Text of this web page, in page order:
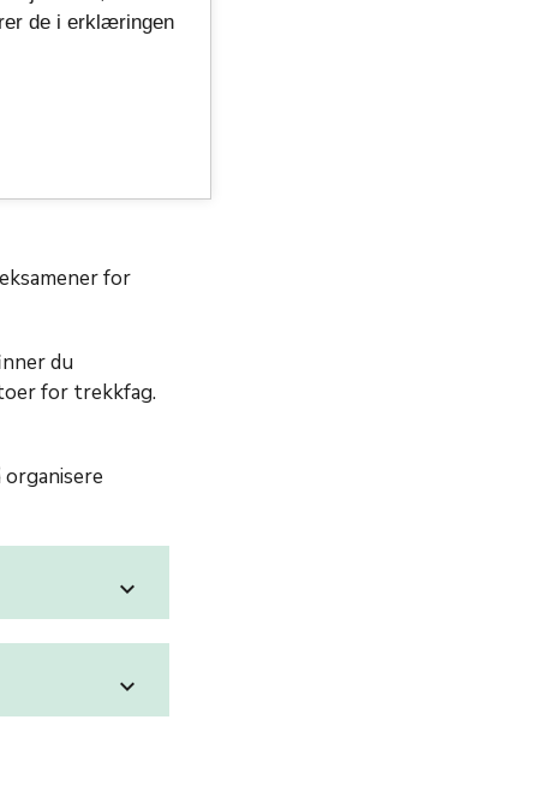
ikke melde
for
du
for trekkfag.
expand_more
expand_more
de i erklæringen